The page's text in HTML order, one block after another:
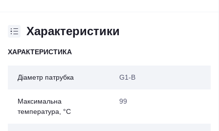
Характеристики
ХАРАКТЕРИСТИКА
Діаметр патрубка G1-B
Максимальна
температура, °С
99